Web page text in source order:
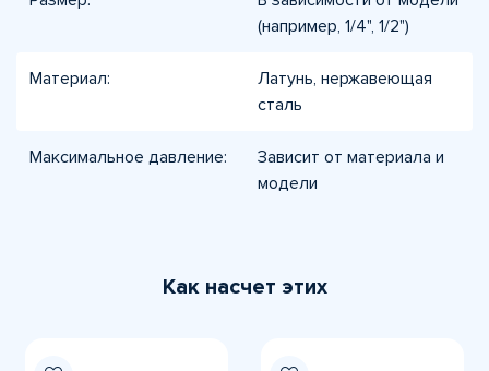
(например, 1/4", 1/2")
Материал:
Латунь, нержавеющая
сталь
Максимальное давление:
Зависит от материала и
модели
Как насчет этих